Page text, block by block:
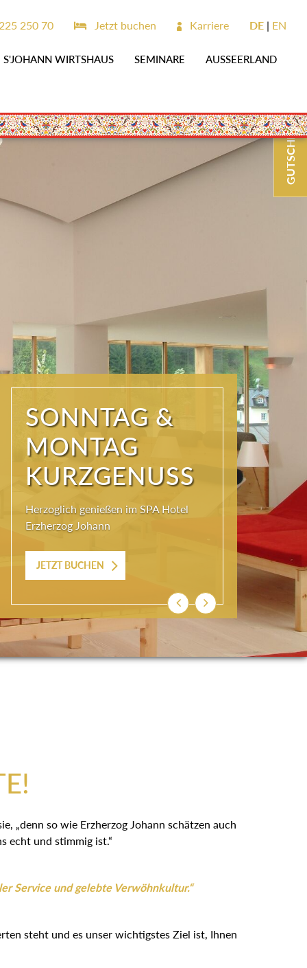
S'JOHANN WIRTSHAUS SEMINARE AUSSEERLAND
250 70 Jetzt buchen Karriere DE EN
SONNTAG &
MONTAG
KURZGENUSS
Herzoglich genießen im SPA Hotel
Erzherzog Johann
JETZT BUCHEN
ZurückWeiter
GUTSCHEINE
„denn so wie Erzherzog Johann schätzen auch
echt und stimmig ist.“
Service und gelebte Verwöhnkultur.“
steht und es unser wichtigstes Ziel ist, Ihnen